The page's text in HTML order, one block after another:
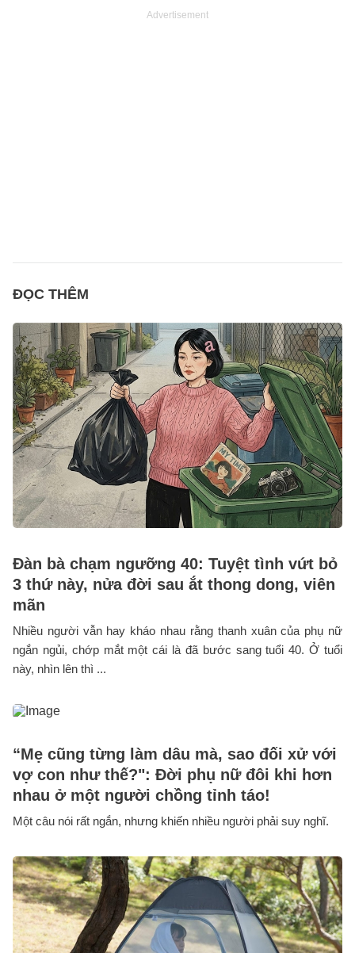
Advertisement
ĐỌC THÊM
Đàn bà chạm ngưỡng 40: Tuyệt tình vứt bỏ
3 thứ này, nửa đời sau ắt thong dong, viên
mãn
Nhiều người vẫn hay kháo nhau rằng thanh xuân của phụ nữ
ngắn ngủi, chớp mắt một cái là đã bước sang tuổi 40. Ở tuổi
này, nhìn lên thì ...
“Mẹ cũng từng làm dâu mà, sao đối xử với
vợ con như thế?": Đời phụ nữ đôi khi hơn
nhau ở một người chồng tỉnh táo!
Một câu nói rất ngắn, nhưng khiến nhiều người phải suy nghĩ.